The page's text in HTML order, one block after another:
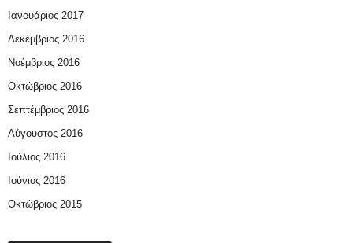
Ιανουάριος 2017
Δεκέμβριος 2016
Νοέμβριος 2016
Οκτώβριος 2016
Σεπτέμβριος 2016
Αύγουστος 2016
Ιούλιος 2016
Ιούνιος 2016
Οκτώβριος 2015